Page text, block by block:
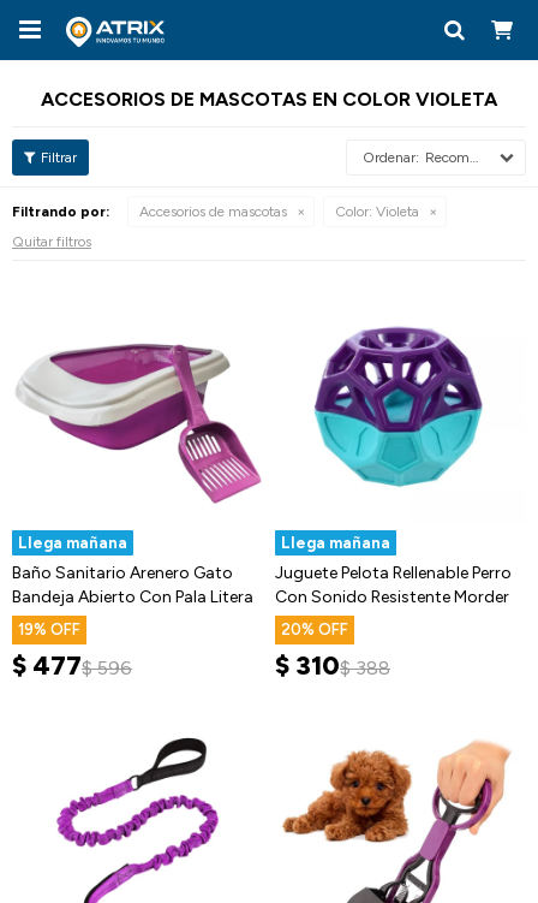

ACCESORIOS DE MASCOTAS EN COLOR VIOLETA
Recomendados
Filtrando por: Accesorios de mascotas Color: Violeta
Quitar filtros
Llega mañana
Baño Sanitario Arenero Gato
Bandeja Abierto Con Pala Litera
19
$ 477$ 596
Llega mañana
Juguete Pelota Rellenable Perro
Con Sonido Resistente Morder
20
$ 310$ 388